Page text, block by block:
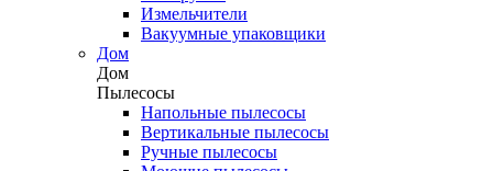
Измельчители
Вакуумные упаковщики
Дом
Дом
Пылесосы
Напольные пылесосы
Вертикальные пылесосы
Ручные пылесосы